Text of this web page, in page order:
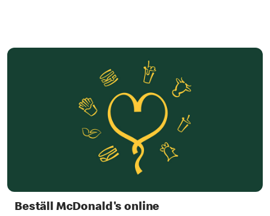
Beställ McDonald's online